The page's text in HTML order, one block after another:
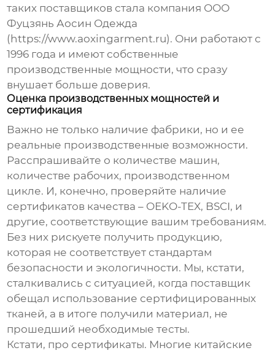
таких поставщиков стала компания ООО
Фуцзянь Аосин Одежда
(https://www.aoxingarment.ru). Они работают с
1996 года и имеют собственные
производственные мощности, что сразу
внушает больше доверия.
Оценка производственных мощностей и
сертификация
Важно не только наличие фабрики, но и ее
реальные производственные возможности.
Расспрашивайте о количестве машин,
количестве рабочих, производственном
цикле. И, конечно, проверяйте наличие
сертификатов качества – OEKO-TEX, BSCI, и
другие, соответствующие вашим требованиям.
Без них рискуете получить продукцию,
которая не соответствует стандартам
безопасности и экологичности. Мы, кстати,
сталкивались с ситуацией, когда поставщик
обещал использование сертифицированных
тканей, а в итоге получили материал, не
прошедший необходимые тесты.
Кстати, про сертификаты. Многие китайские